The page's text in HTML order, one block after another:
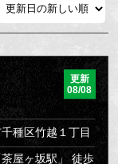
更新
08/08
種区竹越１丁目
屋ヶ坂駅」 徒歩